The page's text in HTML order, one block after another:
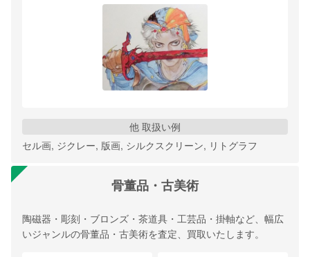
他 取扱い例
セル画, ジクレー, 版画, シルクスクリーン, リトグラフ
骨董品・古美術
陶磁器・彫刻・ブロンズ・茶道具・工芸品・掛軸など、幅広
いジャンルの骨董品・古美術を査定、買取いたします。